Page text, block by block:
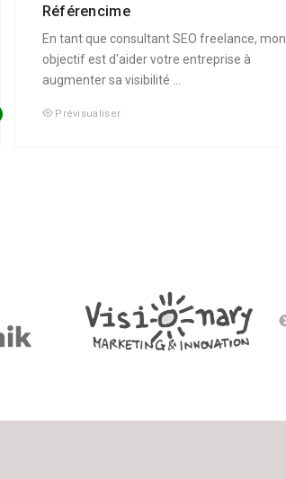
Référencime
En tant que consultant SEO freelance, mon
objectif est d'aider votre entreprise à
augmenter sa visibilité ...
Prévisualiser